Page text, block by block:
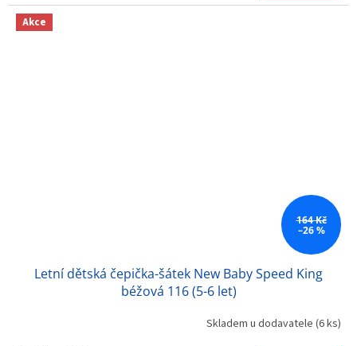
Akce
164 Kč
–26 %
Letní dětská čepička-šátek New Baby Speed King
béžová 116 (5-6 let)
Skladem u dodavatele (6 ks)